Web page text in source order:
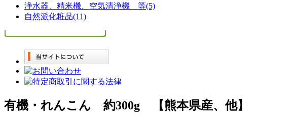
浄水器、精米機、空気清浄機 等(5)
自然派化粧品(11)
有機・れんこん 約300g 【熊本県産、他】